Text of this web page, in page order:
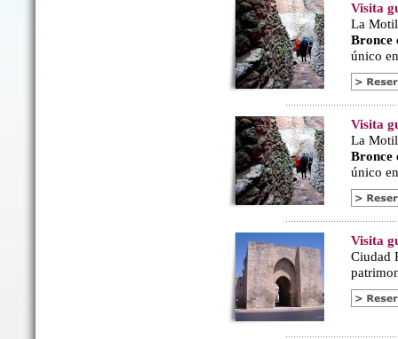
Visita
La
Bronce
único
Visita
La
Bronce
único
Visita
Ciudad